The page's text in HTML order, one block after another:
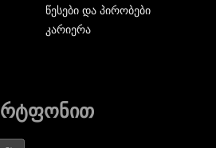
წესები და პირობები
კარიერა